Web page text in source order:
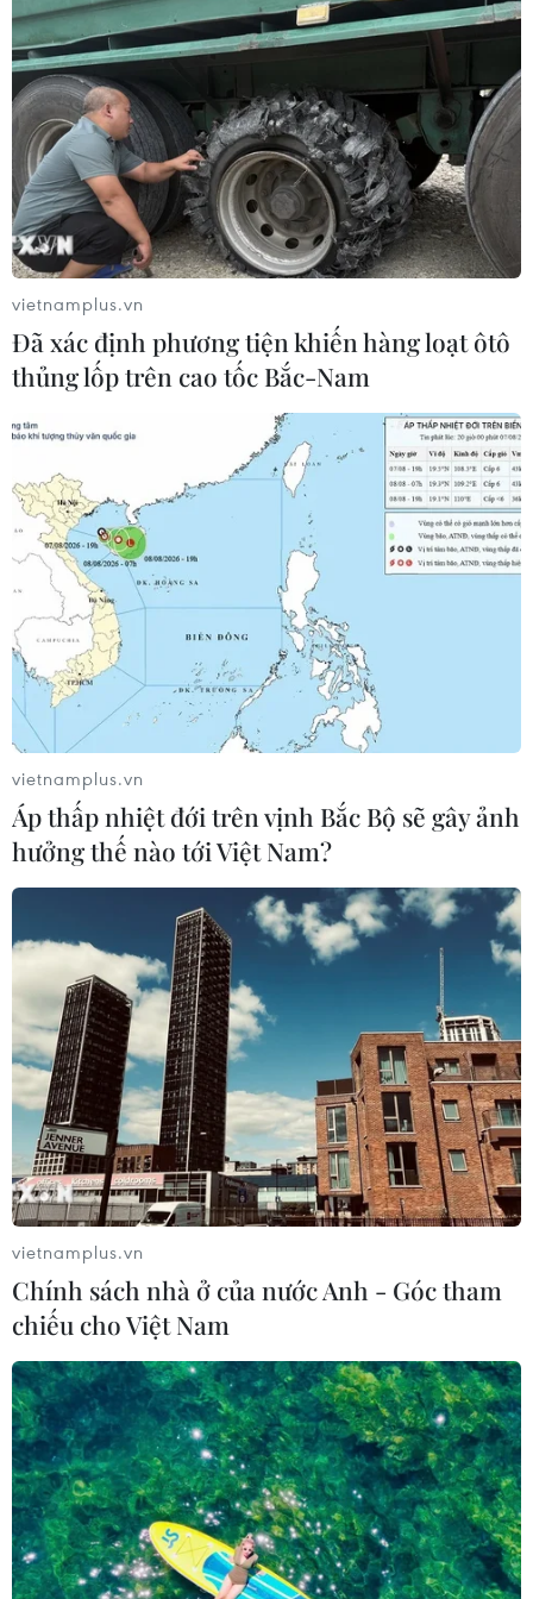
vietnamplus.vn
Đã xác định phương tiện khiến hàng loạt ôtô
thủng lốp trên cao tốc Bắc-Nam
vietnamplus.vn
Áp thấp nhiệt đới trên vịnh Bắc Bộ sẽ gây ảnh
hưởng thế nào tới Việt Nam?
vietnamplus.vn
Chính sách nhà ở của nước Anh - Góc tham
chiếu cho Việt Nam